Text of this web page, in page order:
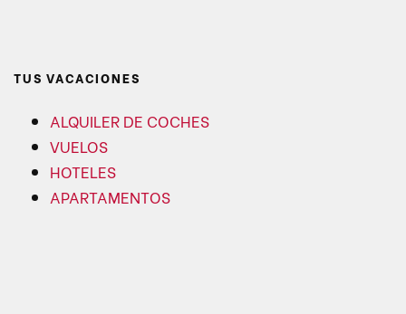
TUS VACACIONES
ALQUILER DE COCHES
VUELOS
HOTELES
APARTAMENTOS